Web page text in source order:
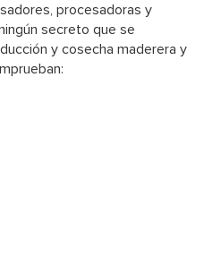
procesadoras y
secreto que se
y cosecha maderera y